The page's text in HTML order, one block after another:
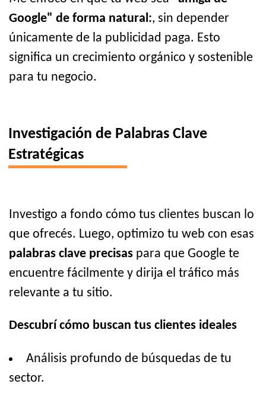
Google" de forma natural:, sin depender
únicamente de la publicidad paga. Esto
significa un crecimiento orgánico y sostenible
para tu negocio.
Investigación de Palabras Clave
Estratégicas
Investigo a fondo cómo tus clientes buscan lo
que ofrecés. Luego, optimizo tu web con esas
palabras clave precisas para que Google te
encuentre fácilmente y dirija el tráfico más
relevante a tu sitio.
Descubrí cómo buscan tus clientes ideales
Análisis profundo de búsquedas de tu
sector.